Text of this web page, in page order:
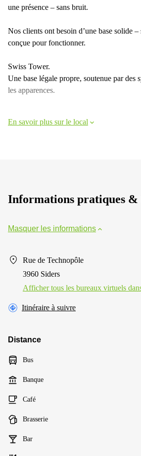
une présence – sans bruit.
Nos clients ont besoin d’une base solide
conçue pour fonctionner.
Swiss Tower.
Une base légale propre, soutenue par des
les apparences.
En savoir plus sur le local
Informations pratiques &
Masquer les informations
Rue de Technopôle
3960 Siders
Afficher tous les bureaux virtuels
Itinéraire à suivre
Distance
Bus
Banque
Café
Brasserie
Bar